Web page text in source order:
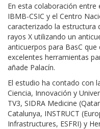
En esta colaboración entre
IBMB-CSIC y el Centro
caracterizado la estructura
rayos X utilizando un
anticuerpos para BasC
excelentes herramientas
añade Palacín.
El estudio ha contado con
Ciencia, Innovación y
TV3, SIDRA Medicine
Catalunya, INSTRUCT
Infrastructures, ESFRI) y